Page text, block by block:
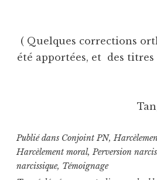
( Quelques corrections
été apportées, et des
Publié dans Conjoint PN,
Harcèlement moral, Perversion
narcissique, Témoignage